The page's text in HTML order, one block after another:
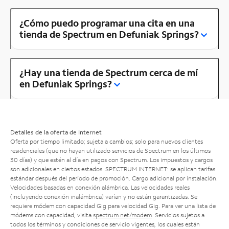
¿Cómo puedo programar una cita en una
tienda de Spectrum en Defuniak Springs?
¿Hay una tienda de Spectrum cerca de mí
en Defuniak Springs?
Detalles de la oferta de Internet
Oferta por tiempo limitado; sujeta a cambios; solo para nuevos clientes
residenciales (que no hayan utilizado servicios de Spectrum en los últimos
30 días) y que estén al día en pagos con Spectrum. Los impuestos y cargos
son adicionales en ciertos estados. SPECTRUM INTERNET: se aplican tarifas
estándar después del período de promoción. Cargo adicional por instalación.
Velocidades basadas en conexión alámbrica. Las velocidades reales
(incluyendo conexión inalámbrica) varían y no están garantizadas. Se
requiere módem con capacidad Gig para velocidad Gig. Para ver una lista de
módems con capacidad, visita spectrum.net/modem . Servicios sujetos a
todos los términos y condiciones de servicio vigentes, los cuales están